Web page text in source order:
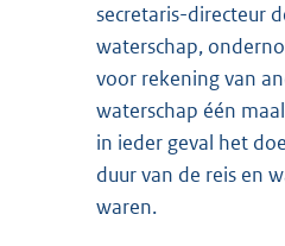
secretaris-directeur
waterschap,
voor rekening van
waterschap één
in ieder geval het
duur van de reis en
waren.